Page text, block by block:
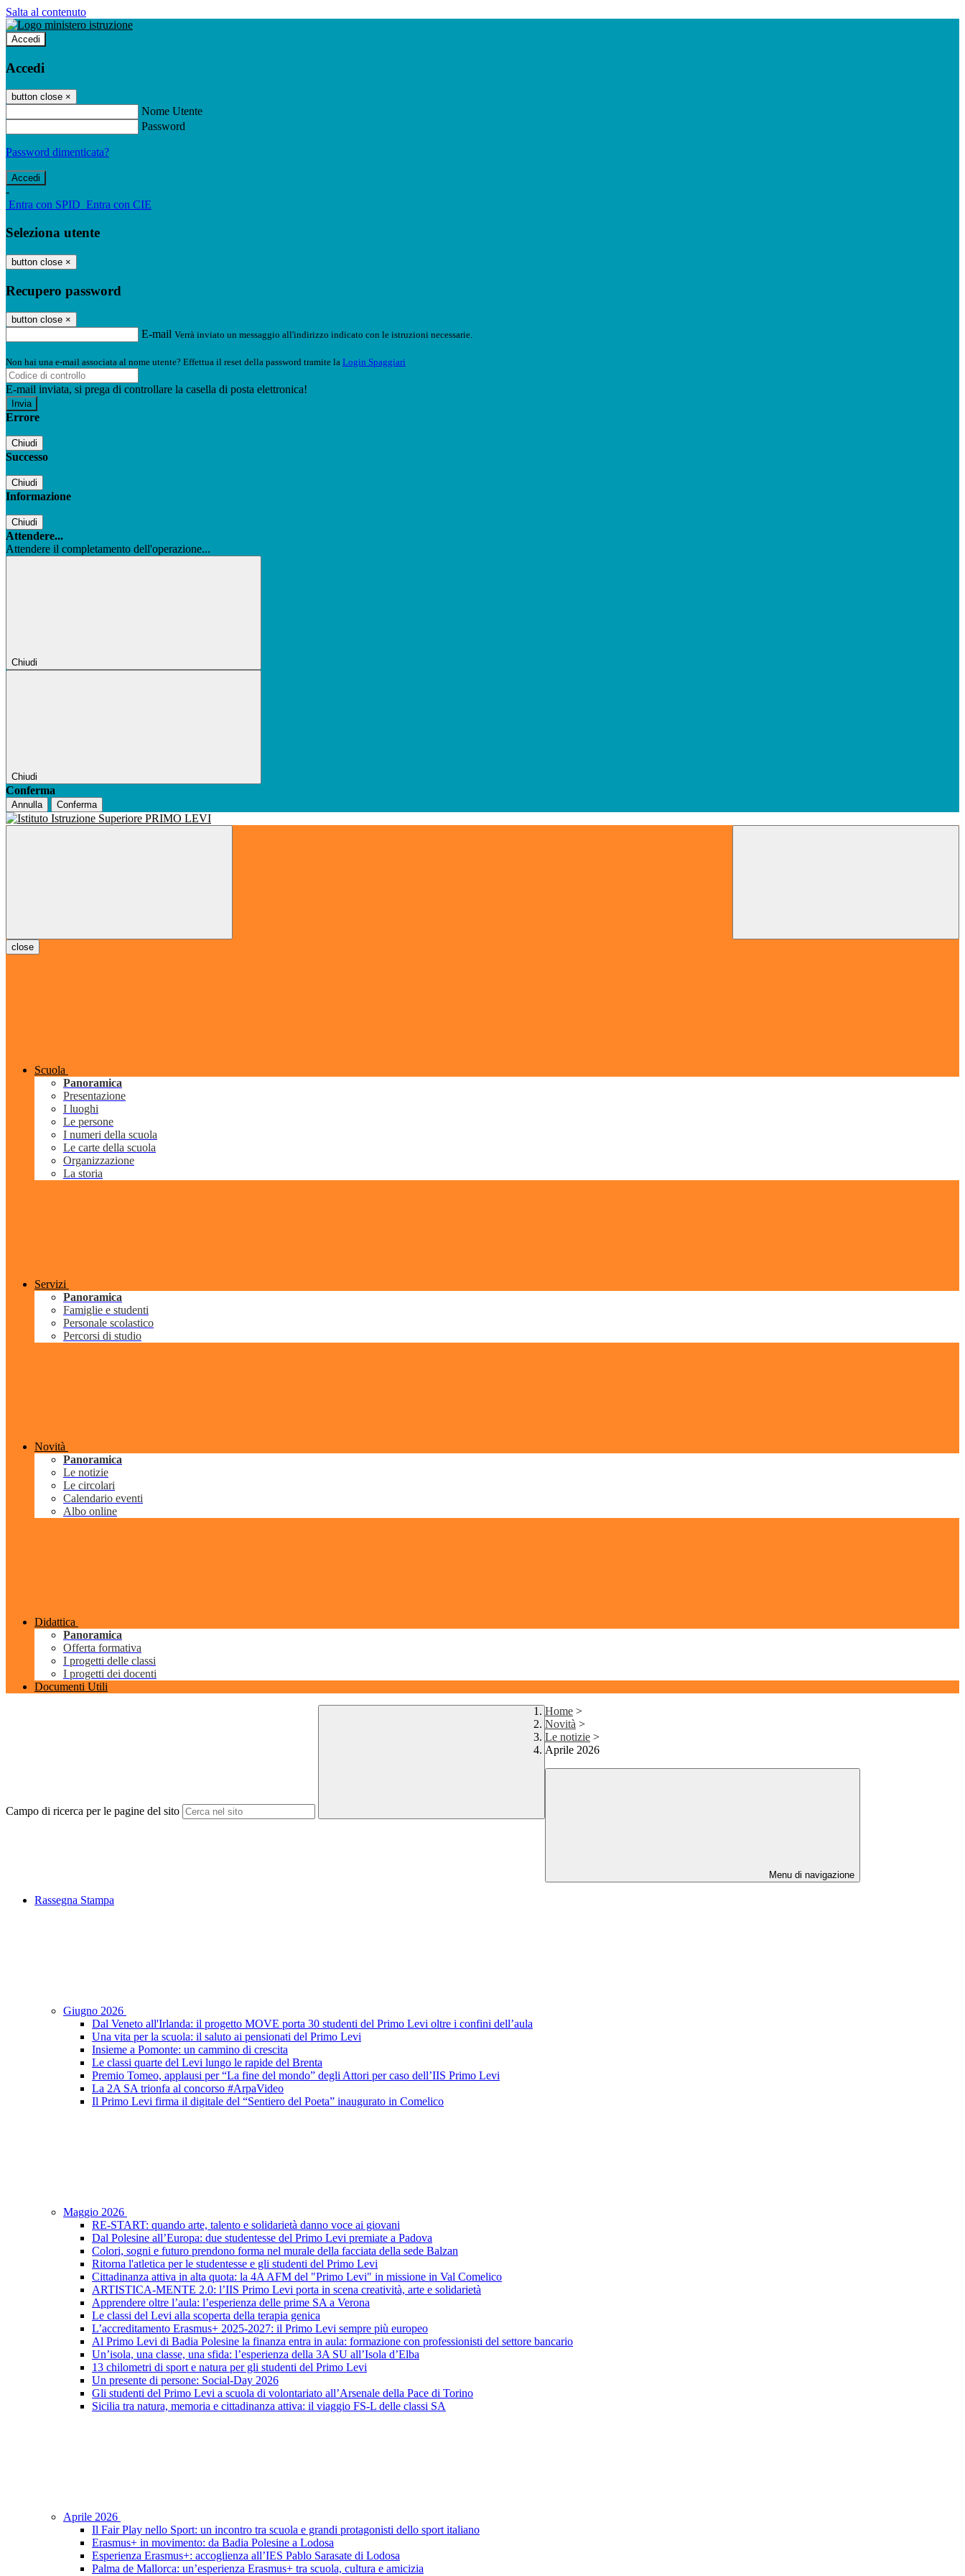
Salta al contenuto
Accedi
Accedi
button close ×
Nome Utente
Password
Password dimenticata?
-
Entra con SPID Entra con CIE
Seleziona utente
button close ×
Recupero password
button close ×
E-mail Verrà inviato un messaggio all'indirizzo indicato con le istruzioni necessarie.
Non hai una e-mail associata al nome utente? Effettua il reset della password tramite la Login Spaggiari
E-mail inviata, si prega di controllare la casella di posta elettronica!
Errore
Chiudi
Successo
Chiudi
Informazione
Chiudi
Attendere...
Attendere il completamento dell'operazione...
Chiudi
Chiudi
Conferma
Annulla Conferma
close
Scuola
Panoramica
Presentazione
I luoghi
Le persone
I numeri della scuola
Le carte della scuola
Organizzazione
La storia
Servizi
Panoramica
Famiglie e studenti
Personale scolastico
Percorsi di studio
Novità
Panoramica
Le notizie
Le circolari
Calendario eventi
Albo online
Didattica
Panoramica
Offerta formativa
I progetti delle classi
I progetti dei docenti
Documenti Utili
Campo di ricerca per le pagine del sito
Home >
Novità >
Le notizie >
Aprile 2026
Menu di navigazione
Rassegna Stampa
Giugno 2026
Dal Veneto all'Irlanda: il progetto MOVE porta 30 studenti del Primo Levi oltre i confini dell’aula
Una vita per la scuola: il saluto ai pensionati del Primo Levi
Insieme a Pomonte: un cammino di crescita
Le classi quarte del Levi lungo le rapide del Brenta
Premio Tomeo, applausi per “La fine del mondo” degli Attori per caso dell’IIS Primo Levi
La 2A SA trionfa al concorso #ArpaVideo
Il Primo Levi firma il digitale del “Sentiero del Poeta” inaugurato in Comelico
Maggio 2026
RE-START: quando arte, talento e solidarietà danno voce ai giovani
Dal Polesine all’Europa: due studentesse del Primo Levi premiate a Padova
Colori, sogni e futuro prendono forma nel murale della facciata della sede Balzan
Ritorna l'atletica per le studentesse e gli studenti del Primo Levi
Cittadinanza attiva in alta quota: la 4A AFM del "Primo Levi" in missione in Val Comelico
ARTISTICA-MENTE 2.0: l’IIS Primo Levi porta in scena creatività, arte e solidarietà
Apprendere oltre l’aula: l’esperienza delle prime SA a Verona
Le classi del Levi alla scoperta della terapia genica
L’accreditamento Erasmus+ 2025-2027: il Primo Levi sempre più europeo
Al Primo Levi di Badia Polesine la finanza entra in aula: formazione con professionisti del settore bancario
Un’isola, una classe, una sfida: l’esperienza della 3A SU all’Isola d’Elba
13 chilometri di sport e natura per gli studenti del Primo Levi
Un presente di persone: Social-Day 2026
Gli studenti del Primo Levi a scuola di volontariato all’Arsenale della Pace di Torino
Sicilia tra natura, memoria e cittadinanza attiva: il viaggio FS-L delle classi SA
Aprile 2026
Il Fair Play nello Sport: un incontro tra scuola e grandi protagonisti dello sport italiano
Erasmus+ in movimento: da Badia Polesine a Lodosa
Esperienza Erasmus+: accoglienza all’IES Pablo Sarasate di Lodosa
Palma de Mallorca: un’esperienza Erasmus+ tra scuola, cultura e amicizia